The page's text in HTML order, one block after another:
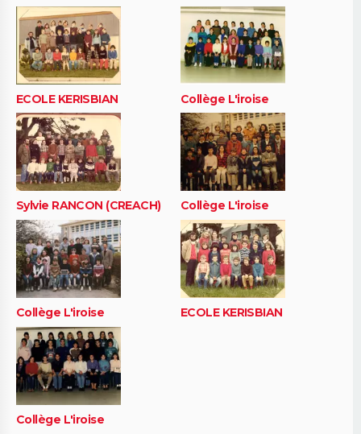
ECOLE KERISBIAN Collège L'iroise
Sylvie RANCON (CREACH) Collège L'iroise
Collège L'iroise ECOLE KERISBIAN
Collège L'iroise